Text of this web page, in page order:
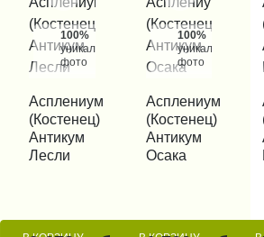
100%
уникальные
фото
КУПИТЬ В 1 КЛИК
Асплениум
(Костенец)
Антикум
Лесли
100%
уникальные
фото
КУПИТЬ В 1 КЛИК
Асплениум
(Костенец)
Антикум
Осака